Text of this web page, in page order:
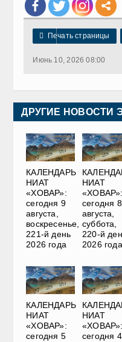
 Печать страницы
Июнь 10, 2026 08:00
ДРУГИЕ НОВОСТИ
КАЛЕНДАРЬ
НИАТ
«ХОВАР»:
сегодня 9
августа,
воскресенье,
221-й день
2026 года
НИАТ
«ХОВАР»:
сегодня 8
августа,
суббота,
220-й
2026 года
КАЛЕНДАРЬ
НИАТ
«ХОВАР»:
сегодня 5
НИАТ
«ХОВАР»:
сегодня 4